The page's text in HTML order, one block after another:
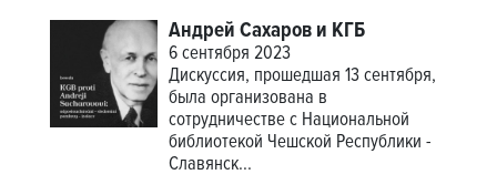
Андрей Сахаров и КГБ
6 сентября 2023
Дискуссия, прошедшая 13 сентября,
была организована в
сотрудничестве с Национальной
библиотекой Чешской Республики -
Славянск...